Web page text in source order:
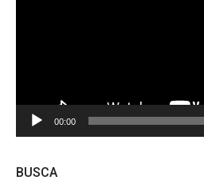
00:00
BUSCA